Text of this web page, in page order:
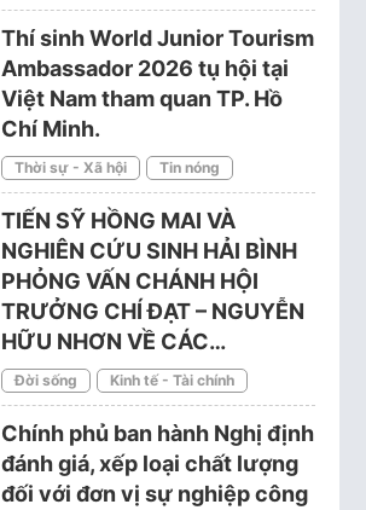
Thí sinh World Junior Tourism
Ambassador 2026 tụ hội tại
Việt Nam tham quan TP. Hồ
Chí Minh.
Thời sự - Xã hội Tin nóng
TIẾN SỸ HỒNG MAI VÀ
NGHIÊN CỨU SINH HẢI BÌNH
PHỎNG VẤN CHÁNH HỘI
TRƯỞNG CHÍ ĐẠT – NGUYỄN
HỮU NHƠN VỀ CÁC…
Đời sống Kinh tế - Tài chính
Chính phủ ban hành Nghị định
đánh giá, xếp loại chất lượng
đối với đơn vị sự nghiệp công